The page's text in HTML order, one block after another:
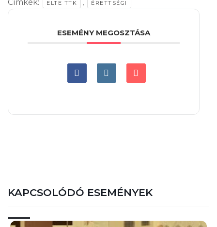
Címkék: ELTE TTK , ÉRETTSÉGI
ESEMÉNY MEGOSZTÁSA
KAPCSOLÓDÓ ESEMÉNYEK